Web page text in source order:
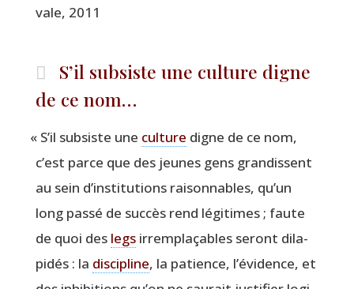
vale, 2011
S’il subsiste une culture digne
de ce nom…
« S’il sub­siste une culture digne de ce nom,
c’est parce que des jeunes gens gran­dissent
au sein d’institutions rai­son­nables, qu’un
long pas­sé de suc­cès rend légi­times ; faute
de quoi des legsirrem­pla­çables seront dila­
pi­dés : la dis­ci­pline, la patience, l’évidence, et